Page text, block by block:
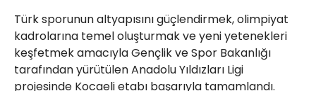
Türk sporunun altyapısını güçlendirmek, olimpiyat
kadrolarına temel oluşturmak ve yeni yetenekleri
keşfetmek amacıyla Gençlik ve Spor Bakanlığı
tarafından yürütülen Anadolu Yıldızları Ligi
projesinde Kocaeli etabı başarıyla tamamlandı.